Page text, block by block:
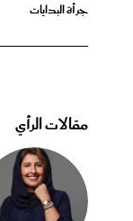
جرأة البدايات
مقالات الرأي